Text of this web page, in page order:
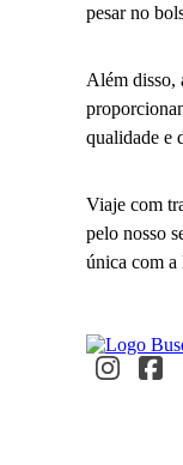
pesar no
Além disso,
qualidade e
Viaje com
pelo nosso
única com a